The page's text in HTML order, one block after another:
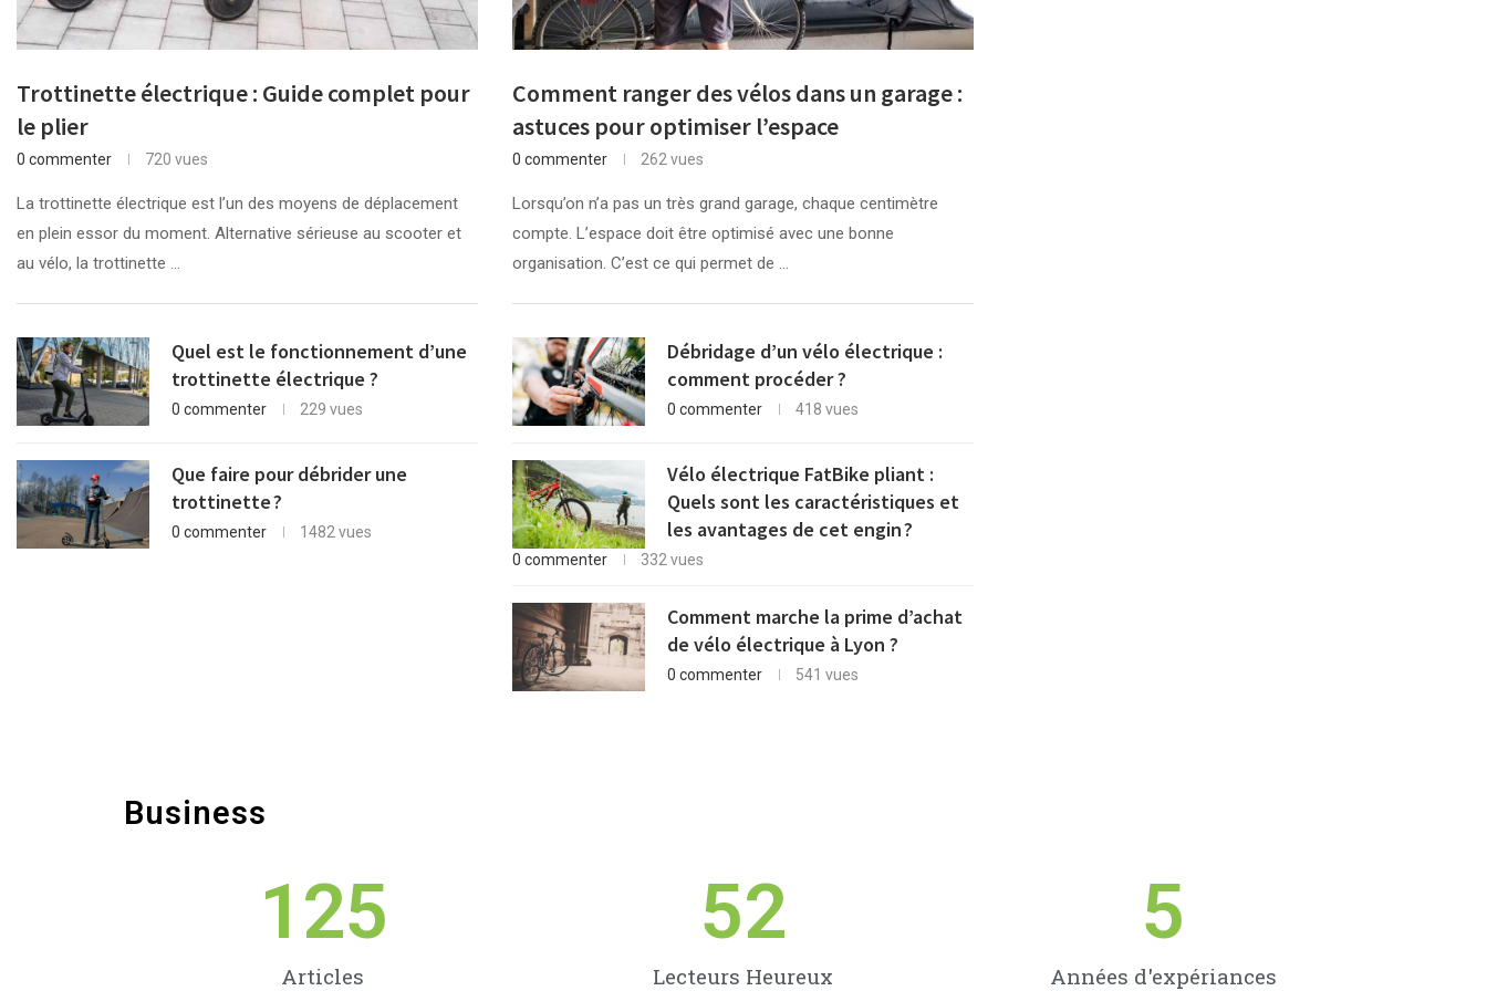
Trottinette électrique : Guide complet pour
le plier
0 commenter 720 vues
La trottinette électrique est l’un des moyens de déplacement
en plein essor du moment. Alternative sérieuse au scooter et
au vélo, la trottinette …
Quel est le fonctionnement d’une
trottinette électrique ?
0 commenter 229 vues
Que faire pour débrider une
trottinette ?
0 commenter 1482 vues
Comment ranger des vélos dans un garage :
astuces pour optimiser l’espace
0 commenter 262 vues
Lorsqu’on n’a pas un très grand garage, chaque centimètre
compte. L’espace doit être optimisé avec une bonne
organisation. C’est ce qui permet de …
Débridage d’un vélo électrique :
comment procéder ?
0 commenter 418 vues
Vélo électrique FatBike pliant :
Quels sont les caractéristiques et
les avantages de cet engin ?
0 commenter 332 vues
Comment marche la prime d’achat
de vélo électrique à Lyon ?
0 commenter 541 vues
Business
125
Articles
52
Lecteurs Heureux
5
Années d'expériances